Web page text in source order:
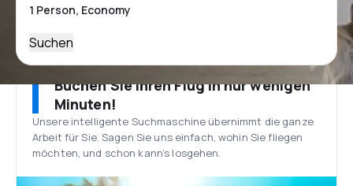
Suchen
Buchen Sie Ihren Flug in nur wenigen
Minuten!
Unsere intelligente Suchmaschine übernimmt die ganze
Arbeit für Sie. Sagen Sie uns einfach, wohin Sie fliegen
möchten, und schon kann’s losgehen.